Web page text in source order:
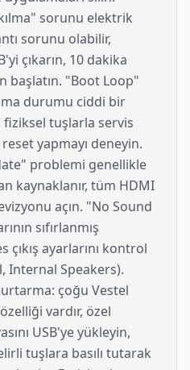
sorunu elektrik
sorunu olabilir,
çıkarın, 10 dakika
başlatın. "Boot Loop"
durumu ciddi bir
tuşlarla servis
yapmayı deneyin.
problemi genellikle
kaynaklanır, tüm HDMI
açın. "No Sound
sıfırlanmış
ayarlarını kontrol
Internal Speakers).
çoğu Vestel
vardır, özel
USB'ye yükleyin,
tuşlara basılı tutarak